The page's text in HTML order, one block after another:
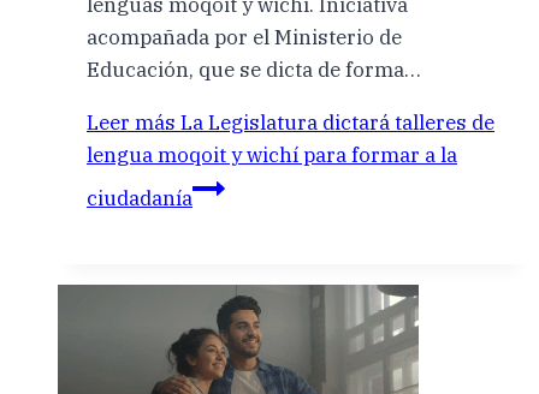
lenguas moqoit y wichí. Iniciativa
acompañada por el Ministerio de
Educación, que se dicta de forma…
Leer más La Legislatura dictará talleres de
lengua moqoit y wichí para formar a la
ciudadanía